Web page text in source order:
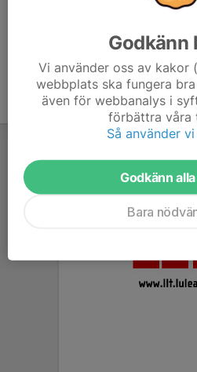
Godkänn
Vi använder oss av
webbplats ska fungera
även för webbanalys i
förbättra våra
Så använder
Godkänn
Bara